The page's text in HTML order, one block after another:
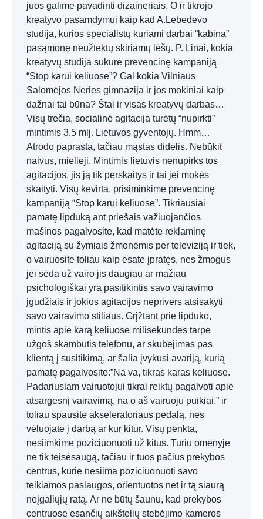
juos galime pavadinti dizaineriais. O ir tikrojo
kreatyvo pasamdymui kaip kad A.Lebedevo
studija, kurios specialistų kūriami darbai “kabina”
pasąmonę neužtektų skiriamų lėšų. P. Linai, kokia
kreatyvų studija sukūrė prevencinę kampaniją
“Stop karui keliuose”? Gal kokia Vilniaus
Salomėjos Neries gimnazija ir jos mokiniai kaip
dažnai tai būna? Štai ir visas kreatyvų darbas…
Visų trečia, socialinė agitacija turėtų “nupirkti”
mintimis 3.5 mlj. Lietuvos gyventojų. Hmm…
Atrodo paprasta, tačiau mąstas didelis. Nebūkit
naivūs, mielieji. Mintimis lietuvis nenupirks tos
agitacijos, jis ją tik perskaitys ir tai jei mokės
skaityti. Visų kevirta, prisiminkime prevencinę
kampaniją “Stop karui keliuose”. Tikriausiai
pamatę lipduką ant priešais važiuojančios
mašinos pagalvosite, kad matėte reklaminę
agitaciją su žymiais žmonėmis per televiziją ir tiek,
o vairuosite toliau kaip esate įpratęs, nes žmogus
jei sėda už vairo jis daugiau ar mažiau
psichologiškai yra pasitikintis savo vairavimo
įgūdžiais ir jokios agitacijos neprivers atsisakyti
savo vairavimo stiliaus. Grįžtant prie lipduko,
mintis apie karą keliuose milisekundės tarpe
užgoš skambutis telefonu, ar skubėjimas pas
klientą į susitikimą, ar šalia įvykusi avariją, kurią
pamatę pagalvosite:”Na va, tikras karas keliuose.
Padariusiam vairuotojui tikrai reiktų pagalvoti apie
atsargesnį vairavimą, na o aš vairuoju puikiai.” ir
toliau spausite akseleratoriaus pedalą, nes
vėluojate į darbą ar kur kitur. Visų penkta,
nesiimkime poziciuonuoti už kitus. Turiu omenyje
ne tik teisėsaugą, tačiau ir tuos pačius prekybos
centrus, kurie nesiima poziciuonuoti savo
teikiamos paslaugos, orientuotos net ir tą siaurą
neįgaliųjų ratą. Ar ne būtų šaunu, kad prekybos
centruose esančių aikštelių stebėjimo kameros